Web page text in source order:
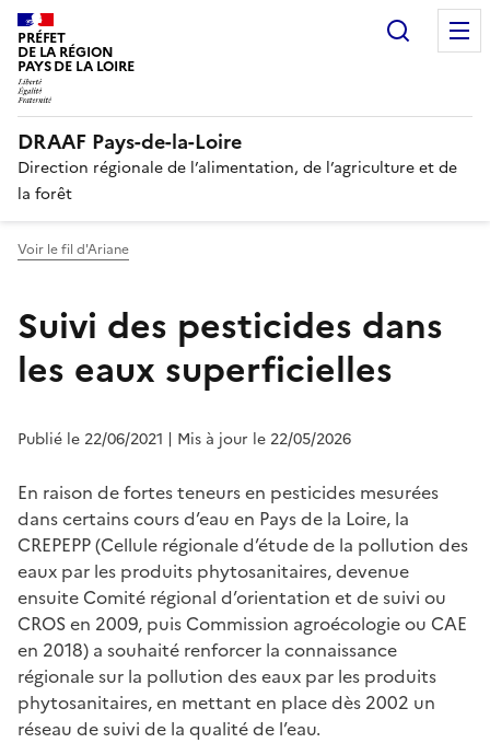
PRÉFET
DE LA RÉGION
PAYS DE LA LOIRE
DRAAF Pays-de-la-Loire
Direction régionale de l’alimentation, de l’agriculture et de
la forêt
Voir le fil d'Ariane
Suivi des pesticides dans
les eaux superficielles
Publié le 22/06/2021 | Mis à jour le 22/05/2026
En raison de fortes teneurs en pesticides mesurées
dans certains cours d’eau en Pays de la Loire, la
CREPEPP (Cellule régionale d’étude de la pollution des
eaux par les produits phytosanitaires, devenue
ensuite Comité régional d’orientation et de suivi ou
CROS en 2009, puis Commission agroécologie ou CAE
en 2018) a souhaité renforcer la connaissance
régionale sur la pollution des eaux par les produits
phytosanitaires, en mettant en place dès 2002 un
réseau de suivi de la qualité de l’eau.